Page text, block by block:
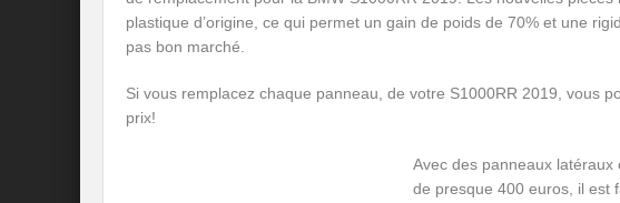
plastique d’origine, ce qui permet un gain de poids de 70% et une
pas bon marché.
Si vous remplacez chaque panneau, de votre S1000RR 2019, vous
prix!
Avec des panneaux
de presque 400 euros, il est